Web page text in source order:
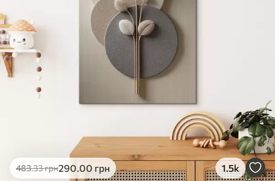
Преміум
Від363
Яскраві, насичені кольори
Стійкість до вицвітання
Безпечне чорнило без запаху
Поверхня з текстурою полотна
Еко-Преміум
.00грн
483.33грн290.00 грн 1.5k